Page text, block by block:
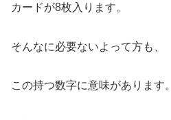
カードが8枚入ります。
そんなに必要ないよって方も、
この持つ数字に意味があります。